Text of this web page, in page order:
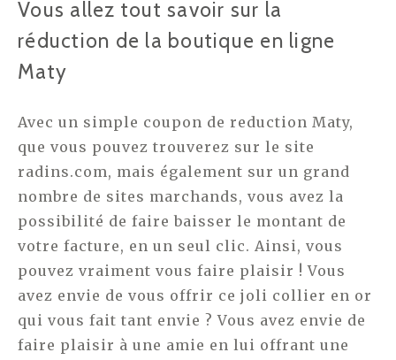
Vous allez tout savoir sur la
réduction de la boutique en ligne
Maty
Avec un simple coupon de reduction Maty,
que vous pouvez trouverez sur le site
radins.com, mais également sur un grand
nombre de sites marchands, vous avez la
possibilité de faire baisser le montant de
votre facture, en un seul clic. Ainsi, vous
pouvez vraiment vous faire plaisir ! Vous
avez envie de vous offrir ce joli collier en or
qui vous fait tant envie ? Vous avez envie de
faire plaisir à une amie en lui offrant une